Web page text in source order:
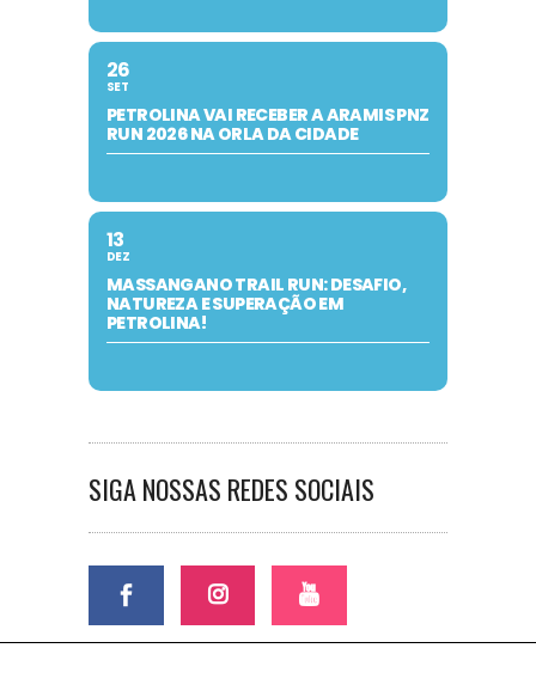
26
SET
PETROLINA VAI RECEBER A ARAMIS PNZ
RUN 2026 NA ORLA DA CIDADE
13
DEZ
MASSANGANO TRAIL RUN: DESAFIO,
NATUREZA E SUPERAÇÃO EM
PETROLINA!
SIGA NOSSAS REDES SOCIAIS